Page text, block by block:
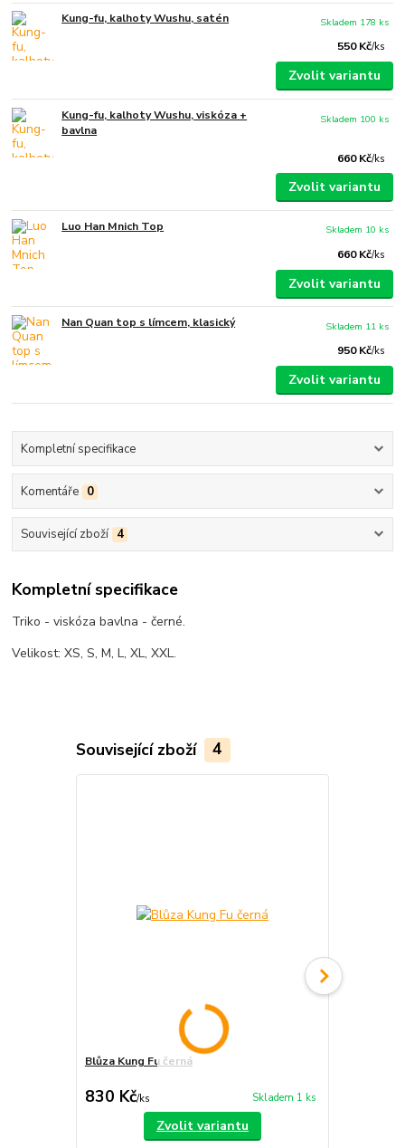
Kung-fu, kalhoty Wushu, satén
550 Kč/ks
Skladem 178 ks
Zvolit variantu
Kung-fu, kalhoty Wushu, viskóza +
bavlna
660 Kč/ks
Skladem 100 ks
Zvolit variantu
Luo Han Mnich Top
660 Kč/ks
Skladem 10 ks
Zvolit variantu
Nan Quan top s límcem, klasický
950 Kč/ks
Skladem 11 ks
Zvolit variantu
Kompletní specifikace
Komentáře 0
Související zboží 4
Kompletní specifikace
Triko - viskóza bavlna - černé.
Velikost: XS, S, M, L, XL, XXL.
Související zboží 4
Blůza Kung Fu černá
830 Kč/ks Skladem 1 ks
Zvolit variantu